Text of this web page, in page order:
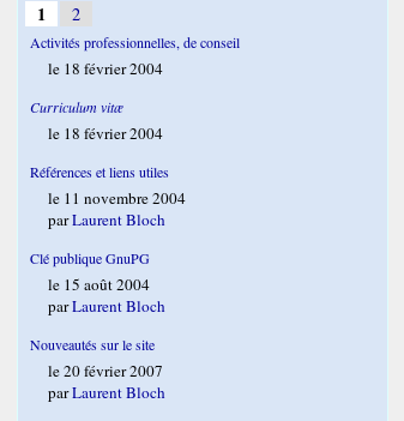
1 2
Activités professionnelles, de conseil
le 18 février 2004
Curriculum vitæ
le 18 février 2004
Références et liens utiles
le 11 novembre 2004
parLaurent Bloch
Clé publique GnuPG
le 15 août 2004
parLaurent Bloch
Nouveautés sur le site
le 20 février 2007
parLaurent Bloch